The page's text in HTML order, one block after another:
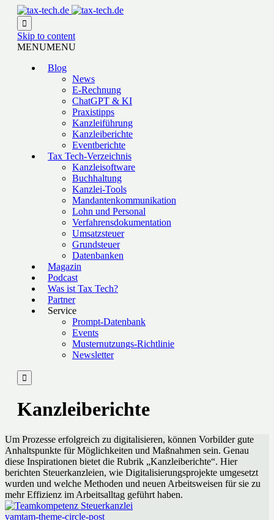

Skip to content
MENUMENU
Blog
News
E-Rechnung
ChatGPT & KI
Praxistipps
Kanzleiführung
Kanzleiberichte
Eventberichte
Tax Tech-Verzeichnis
Kanzleisoftware
Buchhaltung
Kanzlei-Tools
Mandantenkommunikation
Lohn und Personal
Verfahrensdokumentation
Umsatzsteuer
Grundsteuer
Datenbanken
Magazin
Podcast
Was ist Tax Tech?
Partner
Service
Prompt-Datenbank
Events
Musternutzungs-Richtlinie
Newsletter

Kanzleiberichte
Um Prozesse erfolgreich zu digitalisieren, können Vorbilder gute
Anhaltspunkte für Möglichkeiten und Maßnahmen sein. Genau
diese Inspirationen bietet die Rubrik „Kanzleiberichte“. Hier
berichten Steuerkanzleien, wie Digitalisierungsprojekte umgesetzt
wurden und welche Methoden und neuen Arbeitsweisen für sie zu
mehr Effizienz im Arbeitsalltag geführt haben.
vamtam-theme-circle-post